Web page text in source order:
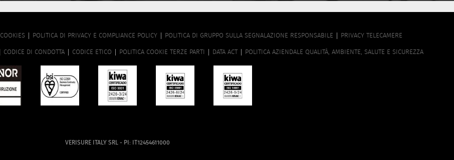
COOKIES POLITICA DI PRIVACY E COMPLIANCE POLICY POLITICA DI GRUPPO SULLA SEGNALAZIONE RESPONSABILE PRIVACY TELECAMERE
CODICE DI CONDOTTA CODICE ETICO POLITICA COOKIE TERZE PARTI DATA ACT POLITICA AZIENDALE QUALITÀ, AMBIENTE, SALUTE E SICUREZZA
VERISURE ITALY SRL - PI: IT12454611000